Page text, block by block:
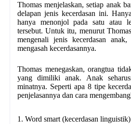
Thomas menjelaskan, setiap anak
delapan jenis kecerdasan ini.
hanya menonjol pada satu atau
tersebut. Untuk itu, menurut
mengenali jenis kecerdasan anak,
mengasah kecerdasannya.
Thomas menegaskan, orangtua
yang dimiliki anak. Anak
minatnya. Seperti apa 8 tipe
penjelasannya dan cara
1. Word smart (kecerdasan linguistik)